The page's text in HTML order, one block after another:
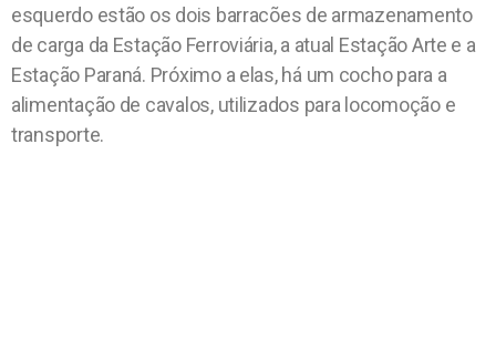
esquerdo estão os dois barracões de armazenamento
de carga da Estação Ferroviária, a atual Estação Arte e a
Estação Paraná. Próximo a elas, há um cocho para a
alimentação de cavalos, utilizados para locomoção e
transporte.